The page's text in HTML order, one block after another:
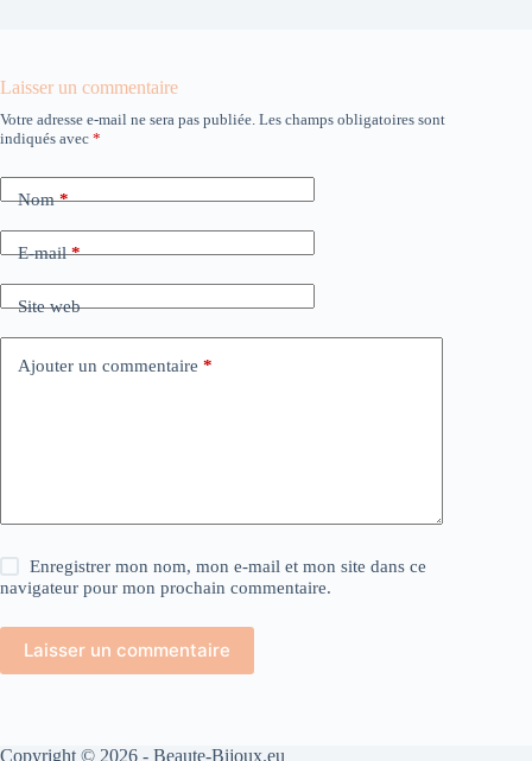
Laisser un commentaire
Votre adresse e-mail ne sera pas publiée. Les champs obligatoires sont
indiqués avec *
Nom*
E-mail*
Site web
Ajouter un commentaire *
Enregistrer mon nom, mon e-mail et mon site dans ce
navigateur pour mon prochain commentaire.
Laisser un commentaire
Copyright © 2026 - Beaute-Bijoux.eu